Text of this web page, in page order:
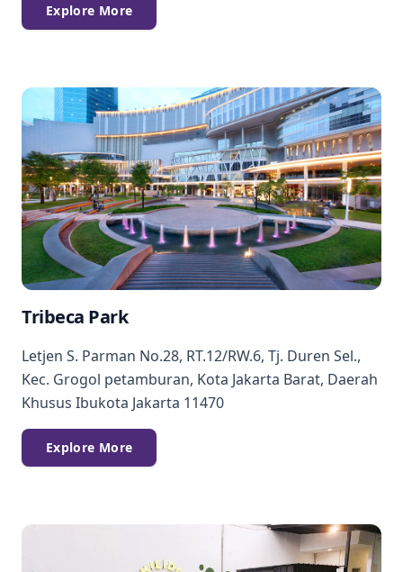
Explore More
Tribeca Park
Letjen S. Parman No.28, RT.12/RW.6, Tj. Duren Sel.,
Kec. Grogol petamburan, Kota Jakarta Barat, Daerah
Khusus Ibukota Jakarta 11470
Explore More